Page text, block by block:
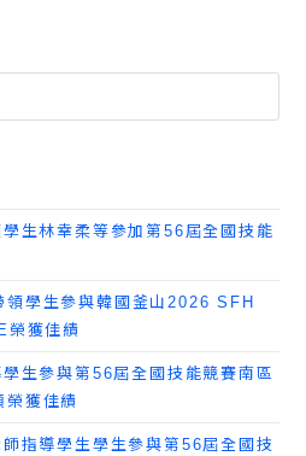
生林幸柔等參加第56屆全國技能
領學生參與韓國釜山2026 SFH
獲佳績
生參與第56屆全國技能競賽南區
榮獲佳績
指導學生學生參與第56屆全國技